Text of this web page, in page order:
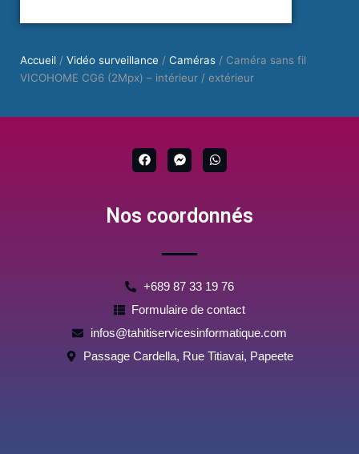
Accueil/ Vidéo surveillance / Caméras/ Caméra sans fil
VICOHOME CG6 (2Mpx) – intérieur / extérieur
Nos coordonnés
+689 87 33 19 76
Formulaire de contact
infos@tahitiservicesinformatique.com
Passage Cardella, Rue Titiavai, Papeete
F
a
c
o
o
F
a
c
o
o
s
e
g
r
W
h
a
a
p